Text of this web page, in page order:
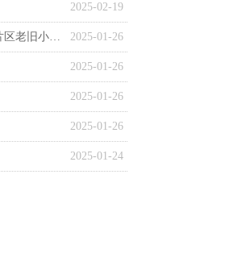
2025-02-19
2025-01-26
关于【一、蔡家老街片区老旧小区基础设施改造工程；二、缙华片区老旧小区基础设施改造工程；三、环天生市场片区老旧小区基础设施改造工程项目可研评审】中选结果的公告
2025-01-26
2025-01-26
2025-01-26
2025-01-24